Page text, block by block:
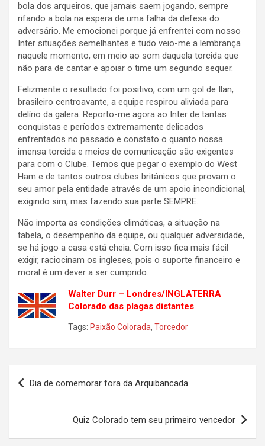
bola dos arqueiros, que jamais saem jogando, sempre
rifando a bola na espera de uma falha da defesa do
adversário. Me emocionei porque já enfrentei com nosso
Inter situações semelhantes e tudo veio-me a lembrança
naquele momento, em meio ao som daquela torcida que
não para de cantar e apoiar o time um segundo sequer.
Felizmente o resultado foi positivo, com um gol de Ilan,
brasileiro centroavante, a equipe respirou aliviada para
delírio da galera. Reporto-me agora ao Inter de tantas
conquistas e períodos extremamente delicados
enfrentados no passado e constato o quanto nossa
imensa torcida e meios de comunicação são exigentes
para com o Clube. Temos que pegar o exemplo do West
Ham e de tantos outros clubes britânicos que provam o
seu amor pela entidade através de um apoio incondicional,
exigindo sim, mas fazendo sua parte SEMPRE.
Não importa as condições climáticas, a situação na
tabela, o desempenho da equipe, ou qualquer adversidade,
se há jogo a casa está cheia. Com isso fica mais fácil
exigir, raciocinam os ingleses, pois o suporte financeiro e
moral é um dever a ser cumprido.
Walter Durr – Londres/INGLATERRA
Colorado das plagas distantes
Tags: Paixão Colorada, Torcedor
Navegação
de
Dia de comemorar fora da Arquibancada
Quiz Colorado tem seu primeiro vencedor